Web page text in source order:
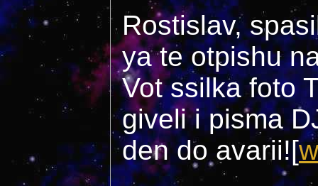
Rostislav,
ya te otpishu
Vot ssilka foto
giveli i pisma
den do avarii![